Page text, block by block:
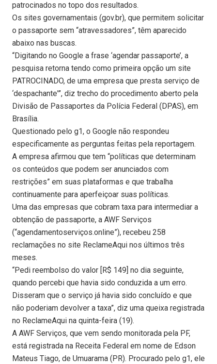
patrocinados no topo dos resultados.
Os sites governamentais (gov.br), que permitem solicitar
o passaporte sem “atravessadores”, têm aparecido
abaixo nas buscas.
“Digitando no Google a frase ‘agendar passaporte’, a
pesquisa retorna tendo como primeira opção um site
PATROCINADO, de uma empresa que presta serviço de
‘despachante'”, diz trecho do procedimento aberto pela
Divisão de Passaportes da Polícia Federal (DPAS), em
Brasília.
Questionado pelo g1, o Google não respondeu
especificamente as perguntas feitas pela reportagem.
A empresa afirmou que tem “políticas que determinam
os conteúdos que podem ser anunciados com
restrições” em suas plataformas e que trabalha
continuamente para aperfeiçoar suas políticas.
Uma das empresas que cobram taxa para intermediar a
obtenção de passaporte, a AWF Serviços
(“agendamentoserviços.online”), recebeu 258
reclamações no site ReclameAqui nos últimos três
meses.
“Pedi reembolso do valor [R$ 149] no dia seguinte,
quando percebi que havia sido conduzida a um erro.
Disseram que o serviço já havia sido concluído e que
não poderiam devolver a taxa”, diz uma queixa registrada
no ReclameAqui na quinta-feira (19).
A AWF Serviços, que vem sendo monitorada pela PF,
está registrada na Receita Federal em nome de Edson
Mateus Tiago, de Umuarama (PR). Procurado pelo g1, ele